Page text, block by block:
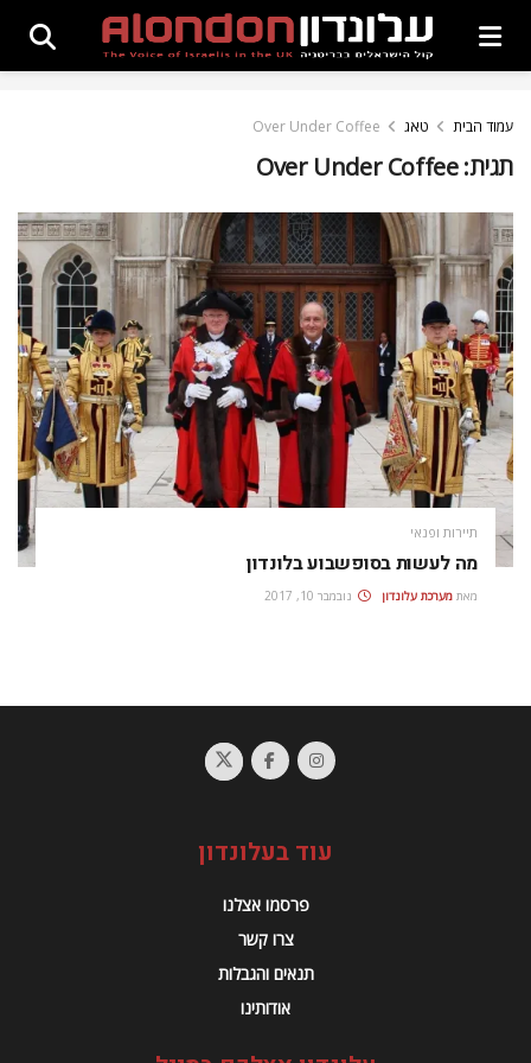
עמוד הבית טאג Over Under Coffee
תגית:Over Under Coffee
תיירות ופנאי
מה לעשות בסופשבוע בלונדון
מאת מערכת עלונדון נובמבר 10, 2017
עוד בעלונדון
פרסמו אצלנו
צרו קשר
תנאים והגבלות
אודותינו